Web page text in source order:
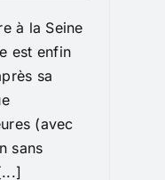
à la Seine
est enfin
sa
(avec
sans